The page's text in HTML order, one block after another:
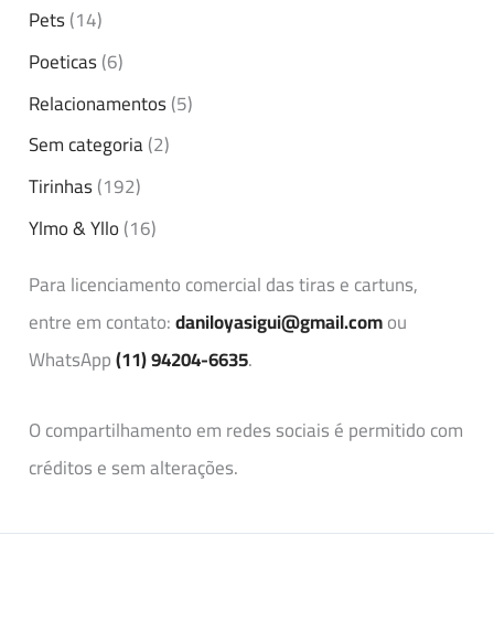
Pets(14)
Poeticas(6)
Relacionamentos(5)
Sem categoria(2)
Tirinhas(192)
Ylmo & Yllo(16)
Para licenciamento comercial das tiras e cartuns,
entre em contato:daniloyasigui@gmail.comou
WhatsApp(11) 94204-6635.
O compartilhamento em redes sociais é permitido com
créditos e sem alterações.